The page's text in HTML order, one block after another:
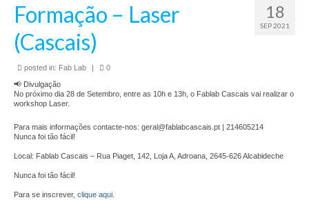
Visão, Missão e Valores
Objetivos Globais
Agência
Equipa
Parceiros
Testemunhos
18
SEP 2021
Formação – Laser
(Cascais)
posted in: Fab Lab
0
📢 Divulgação
No próximo dia 28 de Setembro, entre as 10h e 13h, o Fablab Cascais vai realizar o
workshop Laser.
Para mais informações contacte-nos: geral@fablabcascais.pt | 214605214
Nunca foi tão fácil!
Local: Fablab Cascais – Rua Piaget, 142, Loja A, Adroana, 2645-626 Alcabideche
Nunca foi tão fácil!
Para se inscrever, clique aqui